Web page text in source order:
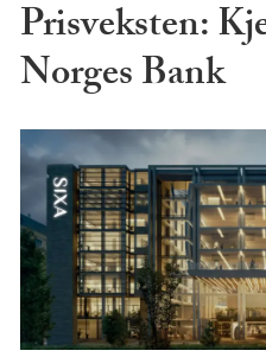
Prisveksten:
Norges Bank